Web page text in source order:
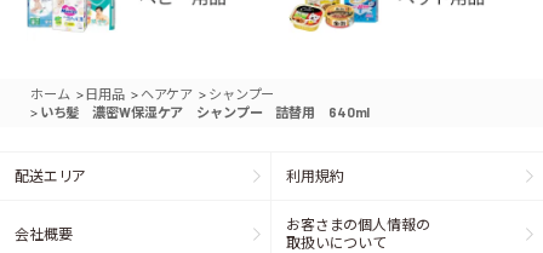
ホーム > 日用品 > ヘアケア > シャンプー
> いち髪 濃密W保湿ケア シャンプー 詰替用 640ml
配送エリア 利用規約
会社概要
お客さまの個人情報の
取扱いについて